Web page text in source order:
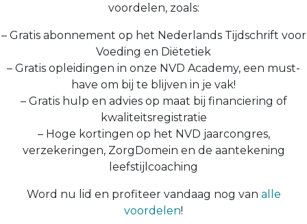
voordelen, zoals:
– Gratis abonnement op het Nederlands Tijdschrift voor
Voeding en Diëtetiek
– Gratis opleidingen in onze NVD Academy, een must-
have om bij te blijven in je vak!
– Gratis hulp en advies op maat bij financiering of
kwaliteitsregistratie
– Hoge kortingen op het NVD jaarcongres,
verzekeringen, ZorgDomein en de aantekening
leefstijlcoaching
Word nu lid en profiteer vandaag nog van alle
voordelen!